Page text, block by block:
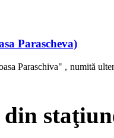
Parascheva)
Paraschiva" , numită